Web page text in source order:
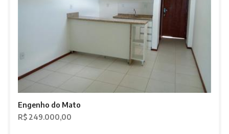
Engenho do Mato
R$ 249.000,00